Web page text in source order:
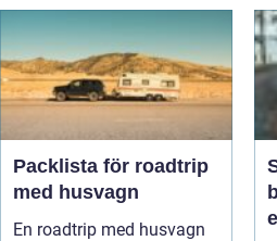
Packlista för roadtrip
med husvagn
En roadtrip med husvagn